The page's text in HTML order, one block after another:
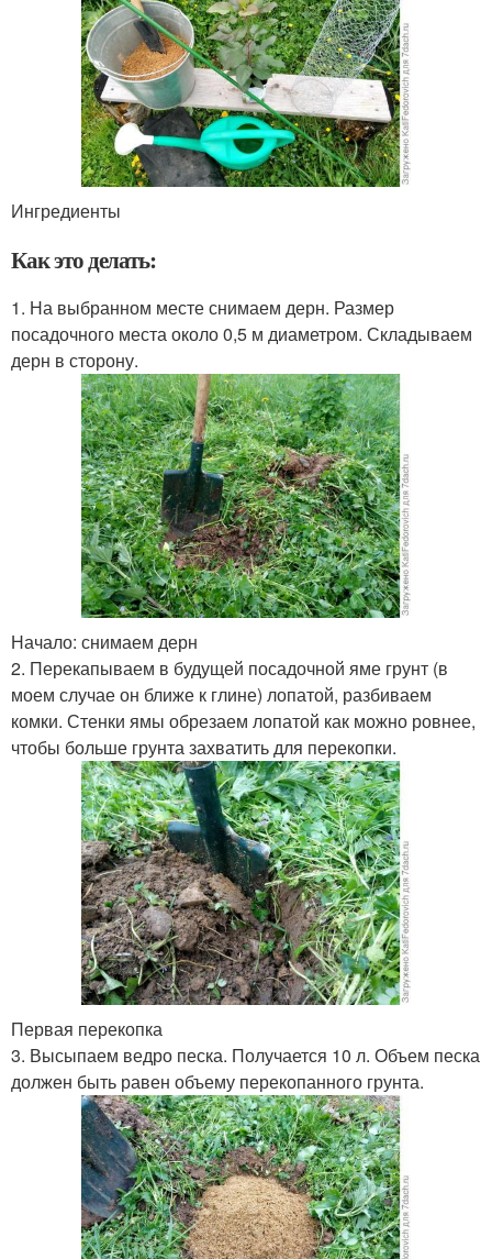
Ингредиенты
Как это делать:
1. На выбранном месте снимаем дерн. Размер
посадочного места около 0,5 м диаметром. Складываем
дерн в сторону.
Начало: снимаем дерн
2. Перекапываем в будущей посадочной яме грунт (в
моем случае он ближе к глине) лопатой, разбиваем
комки. Стенки ямы обрезаем лопатой как можно ровнее,
чтобы больше грунта захватить для перекопки.
Первая перекопка
3. Высыпаем ведро песка. Получается 10 л. Объем песка
должен быть равен объему перекопанного грунта.